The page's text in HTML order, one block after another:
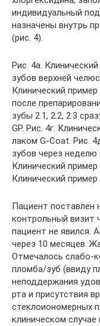
индивидуальный
назначены внутрь
(рис. 4).
Рис. 4а.
зубов верхней
Клинический
после
зубы 2.1, 2.2, 2.3
GP. Рис. 4г.
лаком G-Coat. Рис.
зубов через неделю
Клинический
Клинический
Пациент поставлен
контрольный визит
пациент не явился.
через 10 месяцев.
Отмечалось слабо-
пломба/зуб (ввиду
неподдержания
рта и присутствия
стеклоиономерных
клиническом случае